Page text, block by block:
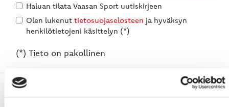
Haluan tilata Vaasan Sport uutiskirjeen
Olen lukenut tietosuojaselosteen ja hyväksyn
henkilötietojeni käsittelyn (*)
(*) Tieto on pakollinen